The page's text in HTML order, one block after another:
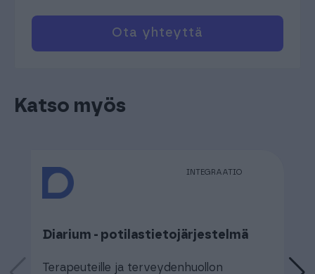
Ota yhteyttä
Katso myös
INTEGRAATIO
Diarium - potilastietojärjestelmä
Terapeuteille ja terveydenhuollon